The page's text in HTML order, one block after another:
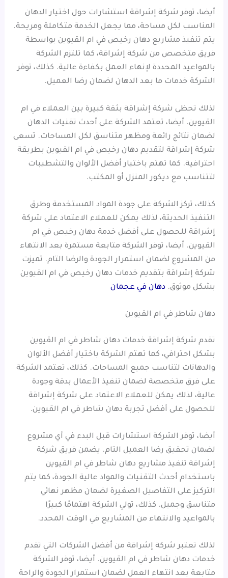
أيضا، توفر شركة إشراقة استشارات حول اختيار الدهان
المناسب لكل مساحة، مما يجعل الخدمة متكاملة ومريحة.
يتم تنفيذ مشاريع دهان رخيص في ام القيوين بواسطة
فريق متخصص من شركة إشراقة، كما تلتزم الشركة
بالمواعيد المحددة لإنهاء العمل بكفاءة عالية. كذلك، توفر
الشركة خدمات ما بعد الدهان لضمان رضا العميل.
لذلك تحظى شركة إشراقة بثقة كبيرة بين العملاء في ام
القيوين. أيضا، تعتمد الشركة على أحدث تقنيات الدهان
لضمان نتائج رائعة ومظهر متناسق لكل المساحات. تسعى
شركة إشراقة لتقديم دهان رخيص في ام القيوين بطريقة
احترافية. كما تهتم باختيار أفضل الألوان والتشطيبات
لتتناسب مع ديكور المنزل أو المكتب.
كذلك، تركز الشركة على جودة المواد المستخدمة وطرق
التنفيذ الحديثة، لذلك يمكن للعملاء الاعتماد على شركة
إشراقة للحصول على أفضل خدمة دهان رخيص في ام
القيوين. أيضا، توفر الشركة متابعة مستمرة بعد الانتهاء
من المشروع لضمان استمرار الجودة والرضا التام. تميزت
شركة إشراقة بتقديم خدمات دهان رخيص في ام القيوين
بشكل موثوق. دهان في عجمان
دهان شاطر في ام القيوين
تقدم شركة إشراقة خدمات دهان شاطر في ام القيوين
بشكل احترافي، كما تهتم الشركة باختيار أفضل الألوان
والدهانات لتناسب جميع المساحات. كذلك، تعتمد الشركة
على فرق متخصصة لضمان تنفيذ الأعمال بدقة وجودة
عالية، لذلك يمكن للعملاء الاعتماد على شركة إشراقة
للحصول على أفضل تجربة دهان شاطر في ام القيوين.
أيضا، توفر الشركة استشارات قبل البدء في أي مشروع
لضمان تحقيق رضا العميل التام. يضمن فريق شركة
إشراقة تنفيذ مشاريع دهان شاطر في ام القيوين
باستخدام أحدث التقنيات والمواد عالية الجودة، كما يتم
التركيز على التفاصيل الصغيرة لضمان مظهر نهائي
متناسق وجميل. كذلك، تولي الشركة اهتمامًا كبيرًا
بالمواعيد والانتهاء من المشاريع في الوقت المحدد.
لذلك تعتبر شركة إشراقة من أفضل الشركات التي تقدم
خدمات دهان شاطر في ام القيوين. أيضا، توفر الشركة
متابعة بعد انتهاء العمل لضمان استمرار الجودة والراحة